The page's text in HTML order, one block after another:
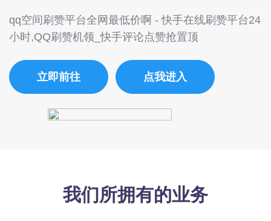
qq空间刷赞平台全网最低价啊 - 快手在线刷赞平台24
小时,QQ刷赞机领_快手评论点赞抢置顶
立即前往 点我进入
我们所拥有的业务